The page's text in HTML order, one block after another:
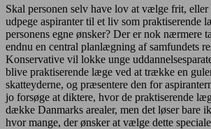
Skal personen selv have lov at vælge frit,
udpege aspiranter til et liv som praktiserende
personens egne ønsker? Der er nok nærmere
endnu en central planlægning af samfundets
Konservative vil lokke unge
blive praktiserende læge ved at trække en
skatteyderne, og præsentere den for
jo forsøge at diktere, hvor de praktiserende
dække Danmarks arealer, men det løser bare
hvor mange, der ønsker at vælge dette